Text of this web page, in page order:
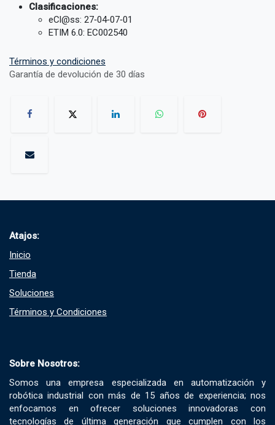
Clasificaciones:
eCl@ss: 27‑04‑07‑01
ETIM 6.0: EC002540
Términos y condiciones
Garantía de devolución de 30 días
Atajos:
Inicio
Tienda
Soluciones​
Términos y Condiciones​
Sobre Nosotros:
Somos una empresa especializada en automatización y
robótica industrial con más de 15 años de experiencia; nos
enfocamos en ofrecer soluciones innovadoras con
tecnologías de última generación que cumplen con los